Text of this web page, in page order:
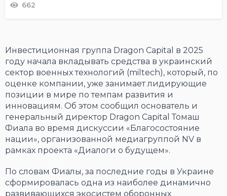
662
Инвестиционная группа Dragon Capital в 2025
году начала вкладывать средства в украинский
сектор военных технологий (miltech), который, по
оценке компании, уже занимает лидирующие
позиции в мире по темпам развития и
инновациям. Об этом сообщил основатель и
генеральный директор Dragon Capital Томаш
Фиала во время дискуссии «Благосостояние
нации», организованной медиагруппой NV в
рамках проекта «Диалоги о будущем».
По словам Фиалы, за последние годы в Украине
сформировалась одна из наиболее динамично
развивающихся экосистем оборонных